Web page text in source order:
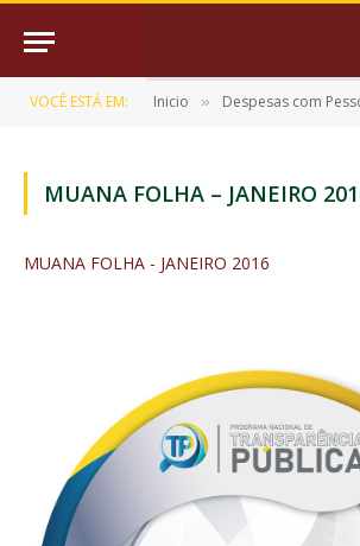
VOCÊ ESTÁ EM: Inicio » Despesas com Pessoal
MUANA FOLHA – JANEIRO
MUANA FOLHA - JANEIRO 2016